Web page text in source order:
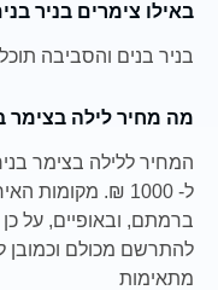
באילו צימרים בניר
בניר בנים והסביבה
מה מחיר לילה בצימר
ל- 1000 ₪.
ברמתם, ובאופיים, על כן
להתרשם מכולם וכמובן
מתאימות